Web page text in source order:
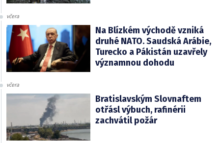
včera
Na Blízkém východě vzniká
druhé NATO. Saudská Arábie,
Turecko a Pákistán uzavřely
významnou dohodu
včera
Bratislavským Slovnaftem
otřásl výbuch, rafinérii
zachvátil požár